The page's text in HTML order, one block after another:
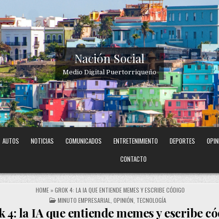
Nación Social
Medio Digital Puertorriqueño
AUTOS NOTICIAS COMUNICADOS ENTRETENIMIENTO DEPORTES
CONTACTO
HOME»GROK 4: LA IA QUE ENTIENDE MEMES Y ESCRIBE CÓDIGO
POSTED IN
MINUTO EMPRESARIAL OPINIÓN TECNOLOGÍA
4: la IA que entiende memes y escribe